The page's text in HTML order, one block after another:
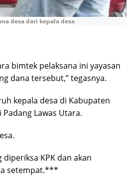
desa dari kepala desa
bimtek pelaksana ini yayasan
dana tersebut,” tegasnya.
kepala desa di Kabupaten
Lawas Utara.
KPK dan akan
setempat.***